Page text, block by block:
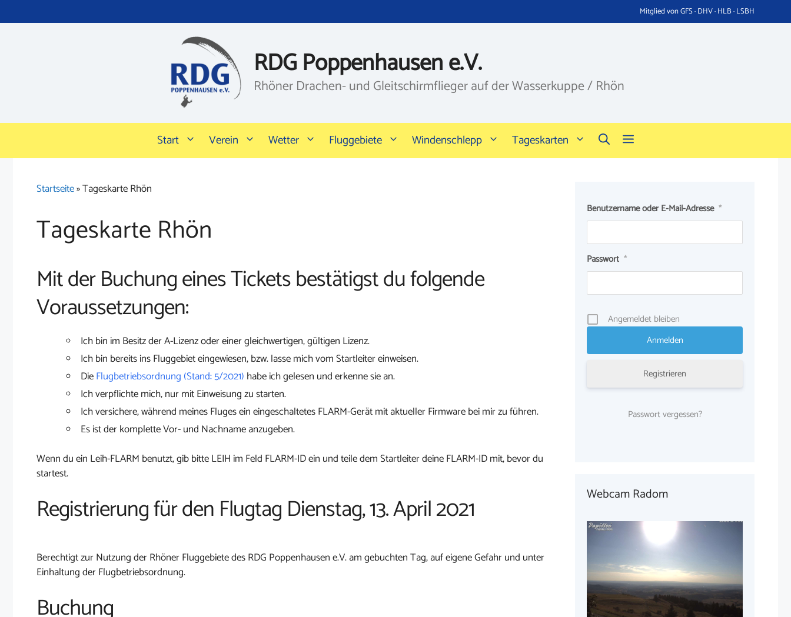
Inhalt
Mitglied von GFS · DHV · HLB · LSBH
RDG Poppenhausen e.V.
Rhöner Drachen- und Gleitschirmflieger auf der Wasserkuppe / Rhön
Start Verein Wetter Fluggebiete Windenschlepp Tageskarten
Startseite»Tageskarte Rhön
Tageskarte Rhön
Mit der Buchung eines Tickets bestätigst du folgende
Voraussetzungen:
Ich bin im Besitz der A-Lizenz oder einer gleichwertigen, gültigen Lizenz.
Ich bin bereits ins Fluggebiet eingewiesen, bzw. lasse mich vom Startleiter einweisen.
DieFlugbetriebsordnung (Stand: 5/2021) habe ich gelesen und erkenne sie an.
Ich verpflichte mich, nur mit Einweisung zu starten.
Ich versichere, während meines Fluges ein eingeschaltetes FLARM-Gerät mit aktueller Firmware bei mir zu führen.
Es ist der komplette Vor- und Nachname anzugeben.
Wenn du ein Leih-FLARM benutzt, gib bitte LEIH im Feld FLARM-ID ein und teile dem Startleiter deine FLARM-ID mit, bevor du
startest.
Registrierung für den Flugtag Dienstag, 13. April 2021
Berechtigt zur Nutzung der Rhöner Fluggebiete des RDG Poppenhausen e.V. am gebuchten Tag, auf eigene Gefahr und unter
Einhaltung der Flugbetriebsordnung.
Buchung
Benutzername oder E-Mail-Adresse *
Passwort *
Angemeldet bleiben
Registrieren
Passwort vergessen?
Webcam Radom